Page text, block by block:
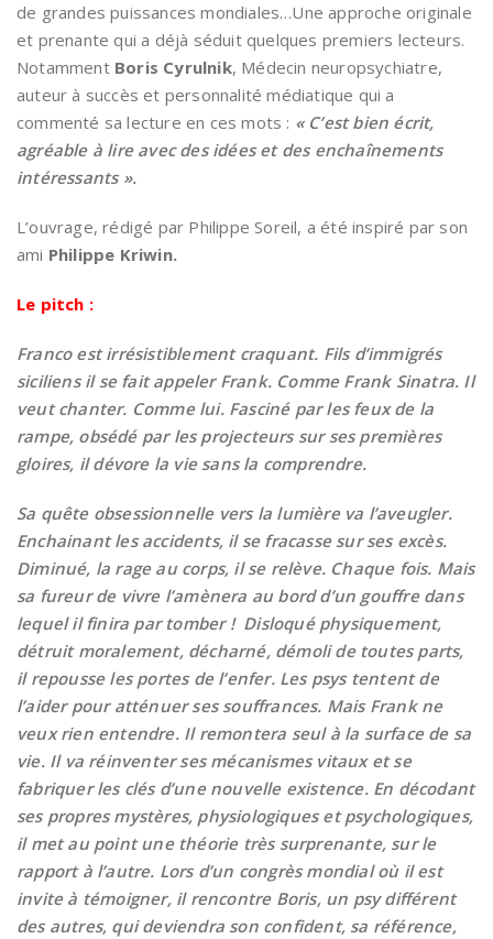
de grandes puissances mondiales…Une approche originale
et prenante qui a déjà séduit quelques premiers lecteurs.
Notamment Boris Cyrulnik, Médecin neuropsychiatre,
auteur à succès et personnalité médiatique qui a
commenté sa lecture en ces mots : « C’est bien écrit,
agréable à lire avec des idées et des enchaînements
intéressants ».
L’ouvrage, rédigé par Philippe Soreil, a été inspiré par son
ami Philippe Kriwin.
Le pitch :
Franco est irrésistiblement craquant. Fils d’immigrés
siciliens il se fait appeler Frank. Comme Frank Sinatra. Il
veut chanter. Comme lui. Fasciné par les feux de la
rampe, obsédé par les projecteurs sur ses premières
gloires, il dévore la vie sans la comprendre.
Sa quête obsessionnelle vers la lumière va l’aveugler.
Enchainant les accidents, il se fracasse sur ses excès.
Diminué, la rage au corps, il se relève. Chaque fois. Mais
sa fureur de vivre l’amènera au bord d’un gouffre dans
lequel il finira par tomber ! Disloqué physiquement,
détruit moralement, décharné, démoli de toutes parts,
il repousse les portes de l’enfer. Les psys tentent de
l’aider pour atténuer ses souffrances. Mais Frank ne
veux rien entendre. Il remontera seul à la surface de sa
vie. Il va réinventer ses mécanismes vitaux et se
fabriquer les clés d’une nouvelle existence. En décodant
ses propres mystères, physiologiques et psychologiques,
il met au point une théorie très surprenante, sur le
rapport à l’autre. Lors d’un congrès mondial où il est
invite à témoigner, il rencontre Boris, un psy différent
des autres, qui deviendra son confident, sa référence,